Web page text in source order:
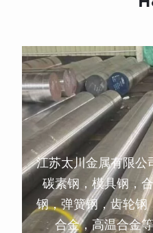
江苏太川金属有限公
碳素钢，模具钢，
钢，弹簧钢，齿轮钢
合金，高温合金